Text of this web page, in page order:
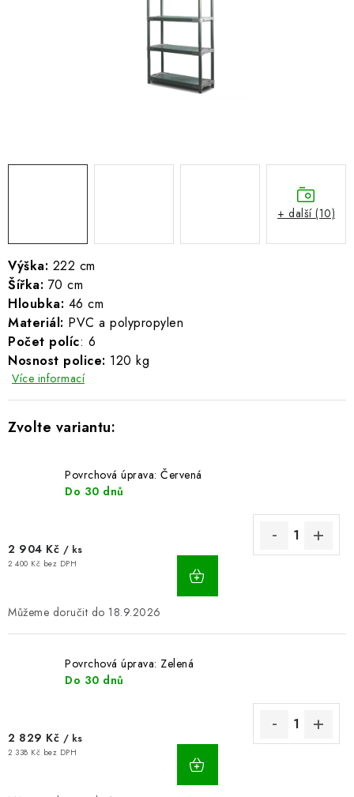
HODNOCENÍ OBCHODU
B2B - VELKOOBCHOD
NAPIŠTE NÁM
KONTAKTY
BLOG
Bezpečnostní certifikáty
Výška: 222 cm
Šířka: 70 cm
Hloubka: 46 cm
Materiál: PVC a polypropylen
Počet políc: 6
Nosnost police: 120 kg
Více informací
Povrchová úprava: Červená
Do 30 dnů
2 904 Kč / ks
2 400 Kč bez DPH
18.9.2026
Povrchová úprava: Zelená
Do 30 dnů
2 829 Kč / ks
2 338 Kč bez DPH
+ další (10)